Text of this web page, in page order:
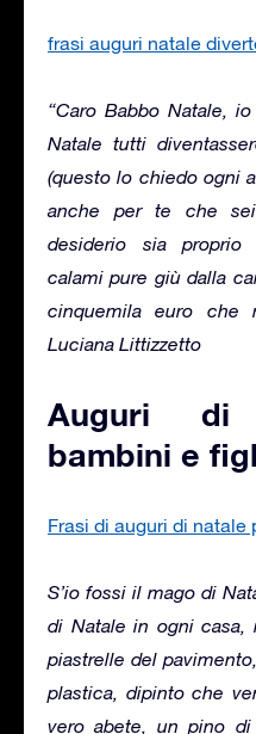
frasi auguri natale
“Caro Babbo Natale,
Natale tutti
(questo lo chiedo ogni
anche per te che sei
desiderio sia proprio
calami pure giù dalla
cinquemila euro che
Luciana Littizzetto
Auguri di
bambini e
Frasi di auguri di natale
S’io fossi il mago di
di Natale in ogni casa,
piastrelle del
plastica, dipinto che
vero abete, un pino